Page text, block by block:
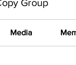
Group
Media